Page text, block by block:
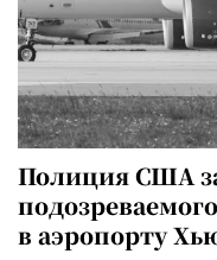
Полиция США
в аэропорту